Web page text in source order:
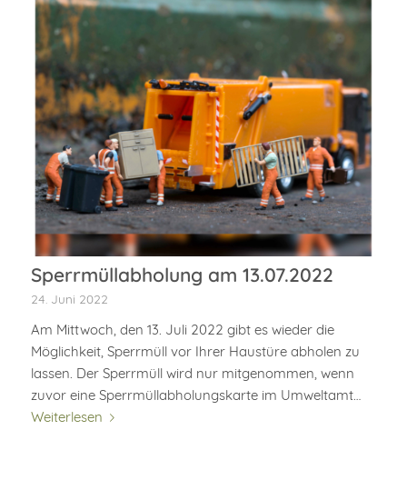
Sperrmüllabholung am 13.07.2022
24. Juni 2022
Am Mittwoch, den 13. Juli 2022 gibt es wieder die
Möglichkeit, Sperrmüll vor Ihrer Haustüre abholen zu
lassen. Der Sperrmüll wird nur mitgenommen, wenn
zuvor eine Sperrmüllabholungskarte im Umweltamt…
Weiterlesen